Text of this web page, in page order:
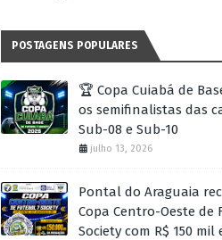
POSTAGENS POPULARES
🏆 Copa Cuiabá de
os semifinalistas das
Sub-08 e Sub-10
julho 13, 2026
Pontal do Araguaia
Copa Centro-Oeste de
Society com R$ 150 mil